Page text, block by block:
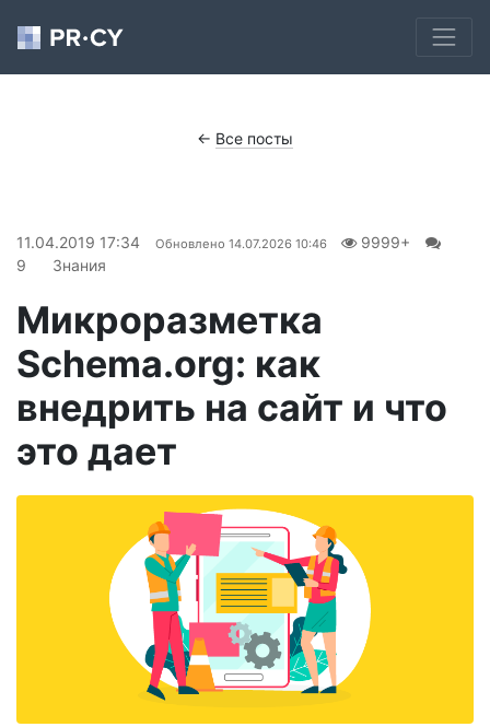
← Все посты
11.04.2019 17:34 Обновлено 14.07.2026 10:46
9999+
9
Знания
Микроразметка
Schema.org: как
внедрить на сайт и что
это дает